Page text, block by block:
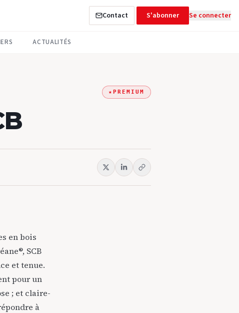
Contact S'abonner Se connecter
ACTUALITÉS
★PREMIUM
en bois
SCB
et tenue.
pour un
; et claire-
à